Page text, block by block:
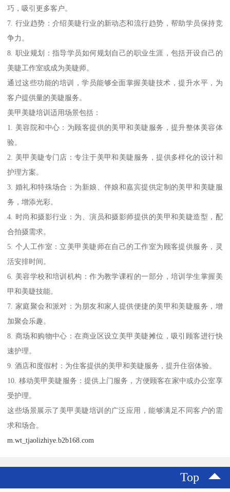
巧，吸引更多客户。
7. 行业趋势：介绍美睫行业的新动态和流行趋势，帮助学员保持竞
争力。
8. 职业规划：指导学员如何规划自己的职业生涯，包括开设自己的
美睫工作室或成为美睫师。
通过这些功能的培训，学员能够全面掌握美睫技术，提升水平，为
客户提供量的美睫服务。
美甲美睫培训适用场景包括：
1. 美容院和中心：为顾客提供的美甲和美睫服务，提升整体美容体
验。
2. 美甲美睫专门店：专注于美甲和美睫服务，提供多样化的设计和
护理方案。
3. 婚礼和特殊场合：为新娘、伴娘和嘉宾提供定制的美甲和美睫服
务，增添光彩。
4. 时尚和摄影行业：为、演员和摄影师提供的美甲和美睫造型，配
合拍摄需求。
5. 个人工作室：立美甲美睫师在自己的工作室为顾客提供服务，灵
活安排时间。
6. 美容学校和培训机构：作为教学课程的一部分，培训学生掌握美
甲和美睫技能。
7. 家庭聚会和派对：为朋友和家人提供便捷的美甲和美睫服务，增
加聚会乐趣。
8. 商场和购物中心：在商业区设立美甲美睫摊位，吸引顾客进行快
速护理。
9. 酒店和度假村：为住客提供的美甲和美睫服务，提升住宿体验。
10. 移动美甲美睫服务：提供上门服务，方便顾客在家中或办公室享
受护理。
这些场景展示了美甲美睫培训的广泛应用，能够满足不同客户的需
求和场合。
m.wt_tjaolizhiye.b2b168.com
Top